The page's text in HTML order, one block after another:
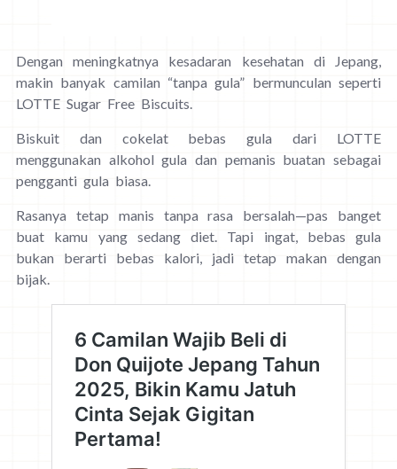
Dengan meningkatnya kesadaran kesehatan di Jepang,
makin banyak camilan “tanpa gula” bermunculan seperti
LOTTE Sugar Free Biscuits.
Biskuit dan cokelat bebas gula dari LOTTE
menggunakan alkohol gula dan pemanis buatan sebagai
pengganti gula biasa.
Rasanya tetap manis tanpa rasa bersalah—pas banget
buat kamu yang sedang diet. Tapi ingat, bebas gula
bukan berarti bebas kalori, jadi tetap makan dengan
bijak.